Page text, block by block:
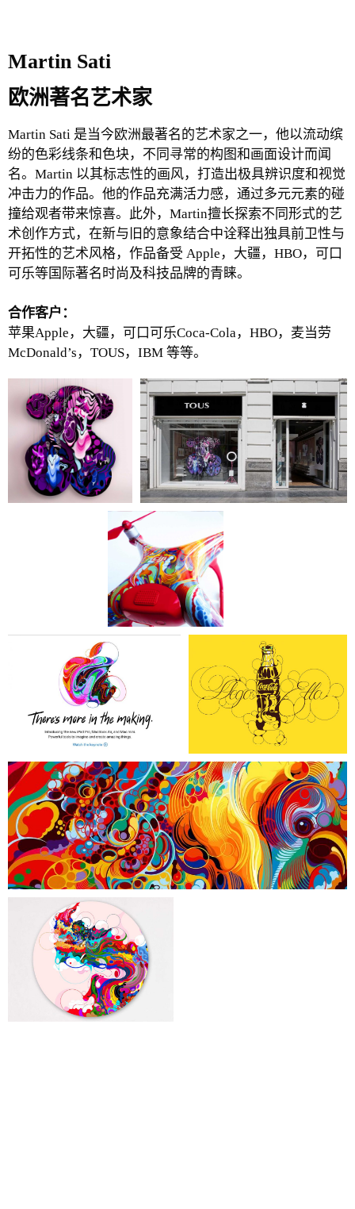
Martin Sati
欧洲著名艺术家
Martin Sati 是当今欧洲最著名的艺术家之一，他以流动缤
纷的色彩线条和色块，不同寻常的构图和画面设计而闻
名。Martin 以其标志性的画风，打造出极具辨识度和视觉
冲击力的作品。他的作品充满活力感，通过多元元素的碰
撞给观者带来惊喜。此外，Martin擅长探索不同形式的艺
术创作方式，在新与旧的意象结合中诠释出独具前卫性与
开拓性的艺术风格，作品备受 Apple，大疆，HBO，可口
可乐等国际著名时尚及科技品牌的青睐。
合作客户：
苹果Apple，大疆，可口可乐Coca-Cola，HBO，麦当劳
McDonald’s，TOUS，IBM 等等。